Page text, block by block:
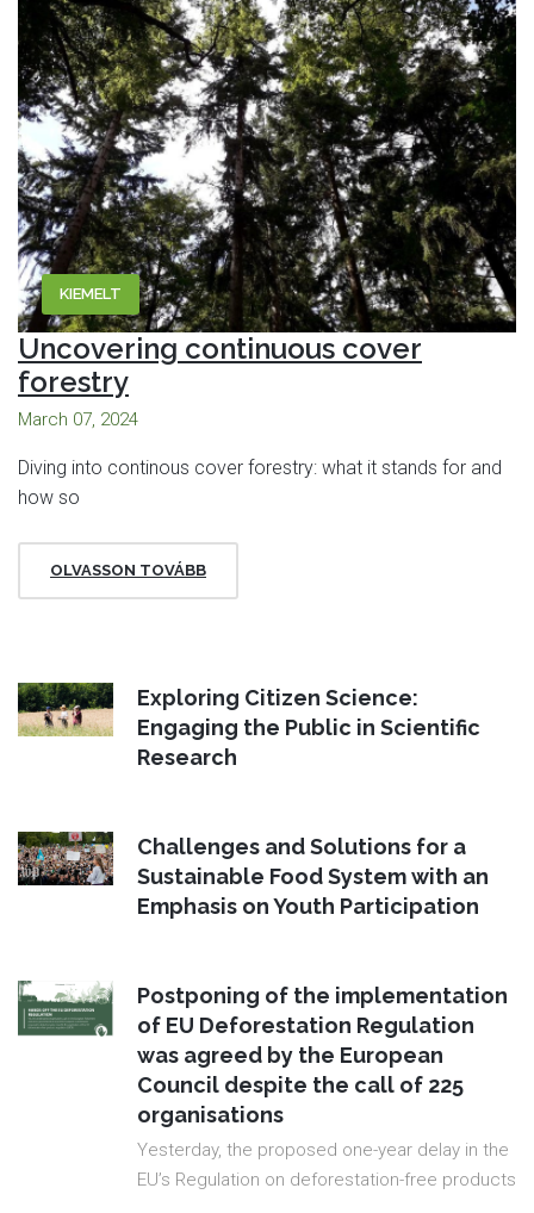
KIEMELT
Uncovering continuous cover
forestry
March 07, 2024
Diving into continous cover forestry: what it stands for and
how so
OLVASSON TOVÁBB
Exploring Citizen Science:
Engaging the Public in Scientific
Research
Challenges and Solutions for a
Sustainable Food System with an
Emphasis on Youth Participation
Postponing of the implementation
of EU Deforestation Regulation
was agreed by the European
Council despite the call of 225
organisations
Yesterday, the proposed one-year delay in the
EU’s Regulation on deforestation-free products